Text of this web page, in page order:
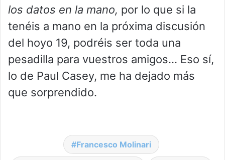
los datos en la mano, por lo que si la
tenéis a mano en la próxima discusión
del hoyo 19, podréis ser toda una
pesadilla para vuestros amigos… Eso sí,
lo de Paul Casey, me ha dejado más
que sorprendido.
Francesco Molinari